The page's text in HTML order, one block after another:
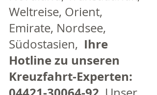
Weltreise, Orient,
Emirate, Nordsee,
Südostasien, Ihre
Hotline zu unseren
Kreuzfahrt-Experten: